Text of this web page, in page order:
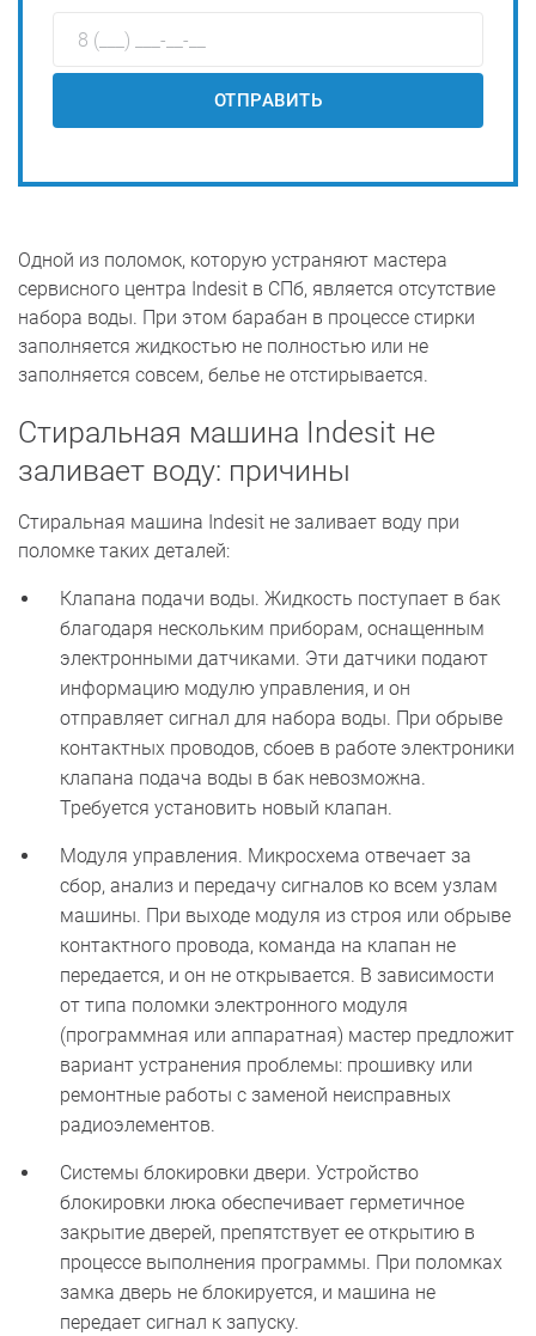
ОТПРАВИТЬ
Одной из поломок, которую устраняют мастера
сервисного центра Indesit в СПб, является отсутствие
набора воды. При этом барабан в процессе стирки
заполняется жидкостью не полностью или не
заполняется совсем, белье не отстирывается.
Стиральная машина Indesit не
заливает воду: причины
Стиральная машина Indesit не заливает воду при
поломке таких деталей:
Клапана подачи воды. Жидкость поступает в бак
благодаря нескольким приборам, оснащенным
электронными датчиками. Эти датчики подают
информацию модулю управления, и он
отправляет сигнал для набора воды. При обрыве
контактных проводов, сбоев в работе электроники
клапана подача воды в бак невозможна.
Требуется установить новый клапан.
Модуля управления. Микросхема отвечает за
сбор, анализ и передачу сигналов ко всем узлам
машины. При выходе модуля из строя или обрыве
контактного провода, команда на клапан не
передается, и он не открывается. В зависимости
от типа поломки электронного модуля
(программная или аппаратная) мастер предложит
вариант устранения проблемы: прошивку или
ремонтные работы с заменой неисправных
радиоэлементов.
Системы блокировки двери. Устройство
блокировки люка обеспечивает герметичное
закрытие дверей, препятствует ее открытию в
процессе выполнения программы. При поломках
замка дверь не блокируется, и машина не
передает сигнал к запуску.